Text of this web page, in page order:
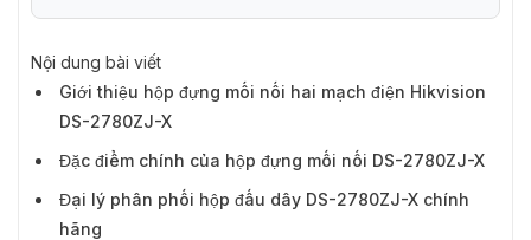
Nội dung bài viết
Giới thiệu hộp đựng mối nối hai mạch điện Hikvision
DS-2780ZJ-X
Đặc điểm chính của hộp đựng mối nối DS-2780ZJ-X
Đại lý phân phối hộp đấu dây DS-2780ZJ-X chính
hãng